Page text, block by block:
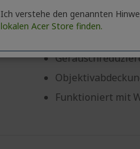
Full HD 1080p bei
Funktioniert mit
Ich verstehe den genannten
lokalen Acer Store finden.